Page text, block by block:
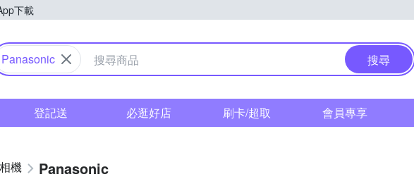
下載
購物中心
Panasonic 搜尋
登記送 必逛好店 刷卡/超取 會員專享
相機 Panasonic